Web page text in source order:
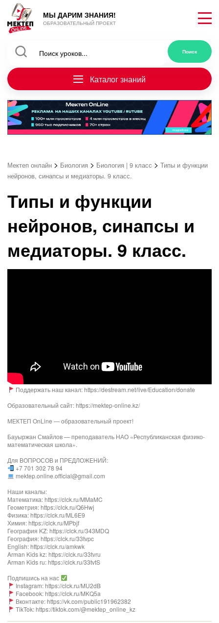
МЫ ДАРИМ ЗНАНИЯ!
ОБРАЗОВАТЕЛЬНЫЙ ПРОЕКТ
Каталог знаний
Мектеп онлайн > Биология > Биология | 9 класс > Типы и функции
нейронов, синапсы и медиаторы. 9 класс.
Типы и функции
нейронов, синапсы и
медиаторы. 9 класс.
Поддержать наш канал: https://destream.net/live/Education/donate
Образовательный сайт: https://mektep-online.kz/
МЕКТЕП OnLine — образовательный проект!
Бауыржан Смайлов — преподаватель НАО «Республиканская физико-
математическая школа».
Для ВОПРОСОВ и ПРЕДЛОЖЕНИЙ:
+7 701 302 78 94
mektep.online.official@gmail.com
Наши каналы:
Математика: https://clck.ru/MMaMC
Геометрия: https://clck.ru/Q6Hwj
Физика: https://clck.ru/ML6E9
Химия: https://clck.ru/MPbjf
География KZ: https://clck.ru/343MDQ
География: https://clck.ru/33tvpc
English: https://clck.ru/amkwk
Arman Kids kz: https://clck.ru/33tvru
Arman Kids ru: https://clck.ru/33tvtS
Подпишись на нас
Instagram: https://clck.ru/MU2dB
Facebook: https://clck.ru/MKQ5a
Вконтакте: https://vk.com/public191962382
TikTok: https://tiktok.com/@mektep_online_kz